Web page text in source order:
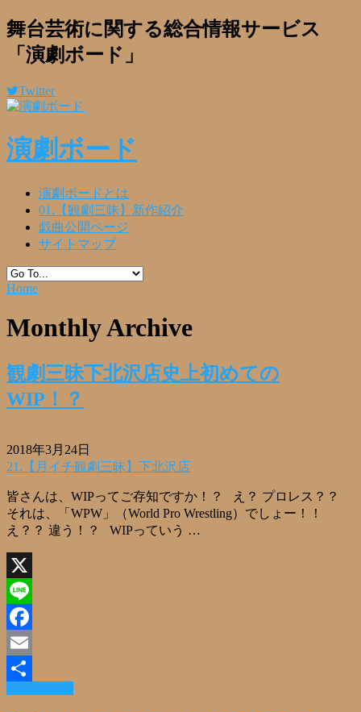
舞台芸術に関する総合情報サービス
「演劇ボード」
Twitter
演劇ボード
演劇ボードとは
01.【観劇三昧】新作紹介
戯曲公開ページ
サイトマップ
Home
Monthly Archive
観劇三昧下北沢店史上初めての
WIP！？
2018年3月24日
21.【月イチ観劇三昧】下北沢店
皆さんは、WIPってご存知ですか！？ え？ プロレス？？
それは、「WPW」（World Pro Wrestling）でしょー！！
え？？ 違う！？ WIPっていう …
X
Line
Facebook
Email
共